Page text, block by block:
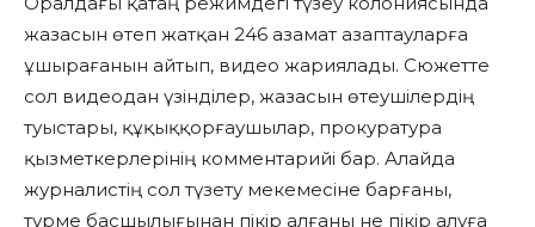
жазасын өтеп жатқан 246 азамат азаптауларға
ұшырағанын айтып, видео жариялады. Сюжетте
сол видеодан үзінділер, жазасын өтеушілердің
туыстары, құқыққорғаушылар, прокуратура
қызметкерлерінің комментарийі бар. Алайда
журналистің сол түзету мекемесіне барғаны,
түрме басшылығынан пікір алғаны не пікір алуға